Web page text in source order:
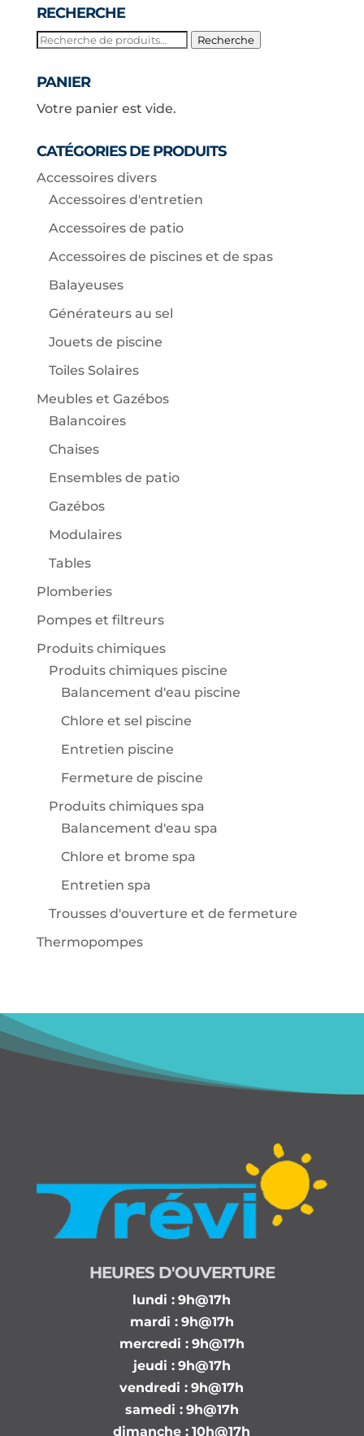
RECHERCHE
Recherche
Recherche
PANIER
Votre panier est vide.
CATÉGORIES DE PRODUITS
Accessoires divers
Accessoires d'entretien
Accessoires de patio
Accessoires de piscines et de spas
Balayeuses
Générateurs au sel
Jouets de piscine
Toiles Solaires
Meubles et Gazébos
Balancoires
Chaises
Ensembles de patio
Gazébos
Modulaires
Tables
Plomberies
Pompes et filtreurs
Produits chimiques
Produits chimiques piscine
Balancement d'eau piscine
Chlore et sel piscine
Entretien piscine
Fermeture de piscine
Produits chimiques spa
Balancement d'eau spa
Chlore et brome spa
Entretien spa
Trousses d'ouverture et de fermeture
Thermopompes
HEURES D'OUVERTURE
lundi : 9h@17h
mardi : 9h@17h
mercredi : 9h@17h
jeudi : 9h@17h
vendredi : 9h@17h
samedi : 9h@17h
dimanche : 10h@17h